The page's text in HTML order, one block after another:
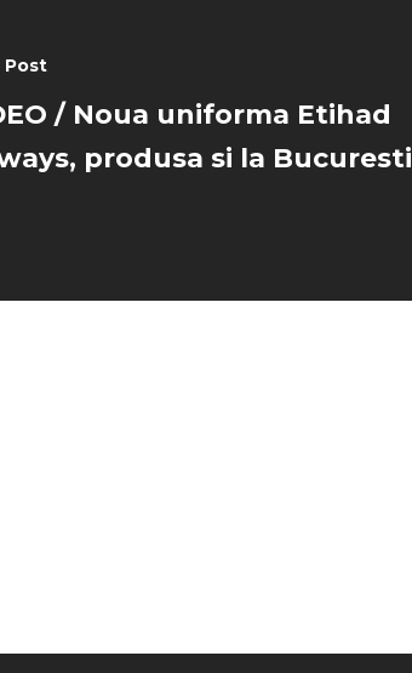
Post
/ Noua uniforma Etihad
produsa si la Bucuresti